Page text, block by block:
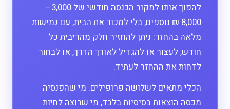
להפוך אותו למקור הכנסה חודשי של 3,000–
8,000 ₪ נוספים, בלי למכור את הבית, עם גמישות
מלאה בהחזר: ניתן להחזיר חלק מהריבית כל
חודש, לעצור או להגדיל לאורך הדרך, או לבחור
לדחות את ההחזר לעתיד.
הכלי מתאים לשלושה פרופילים: מי שהפנסיה
מכסה הוצאות בסיסיות בלבד, מי שרוצה לחיות